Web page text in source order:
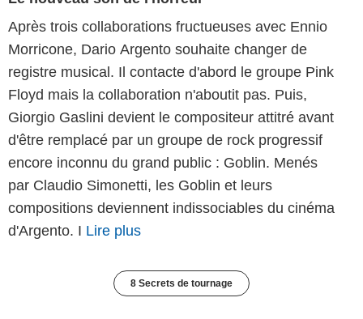
Après trois collaborations fructueuses avec Ennio
Morricone, Dario Argento souhaite changer de
registre musical. Il contacte d'abord le groupe Pink
Floyd mais la collaboration n'aboutit pas. Puis,
Giorgio Gaslini devient le compositeur attitré avant
d'être remplacé par un groupe de rock progressif
encore inconnu du grand public : Goblin. Menés
par Claudio Simonetti, les Goblin et leurs
compositions deviennent indissociables du cinéma
d'Argento. I Lire plus
8 Secrets de tournage